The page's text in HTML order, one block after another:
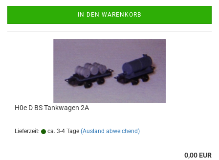
IN DEN WARENKORB
H0e D BS Tankwagen 2A
Lieferzeit: ca. 3-4 Tage (Ausland abweichend)
0,00 EUR